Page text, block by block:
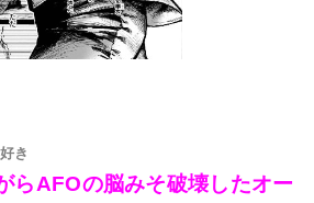
き
らAFOの脳みそ破壊したオー